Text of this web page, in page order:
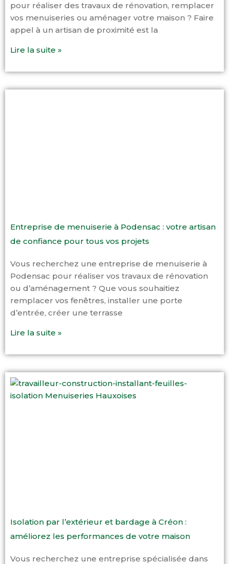
pour réaliser des travaux de rénovation, remplacer
vos menuiseries ou aménager votre maison ? Faire
appel à un artisan de proximité est la
Lire la suite »
Entreprise de menuiserie à Podensac : votre artisan
de confiance pour tous vos projets
Vous recherchez une entreprise de menuiserie à
Podensac pour réaliser vos travaux de rénovation
ou d’aménagement ? Que vous souhaitiez
remplacer vos fenêtres, installer une porte
d’entrée, créer une terrasse
Lire la suite »
Isolation par l’extérieur et bardage à Créon :
améliorez les performances de votre maison
Vous recherchez une entreprise spécialisée dans